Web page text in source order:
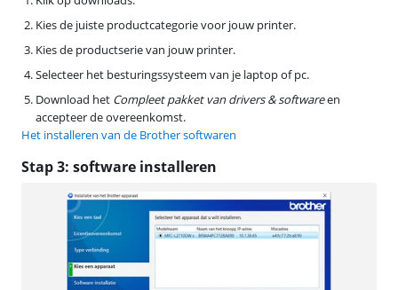
Kies de juiste productcategorie voor jouw printer.
Kies de productserie van jouw printer.
Selecteer het besturingssysteem van je laptop of pc.
Download het Compleet pakket van drivers & softwareen
accepteer de overeenkomst.
Het installeren van de Brother softwaren
Stap 3: software installeren